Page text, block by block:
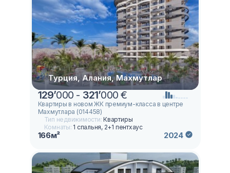
Турция, Алания, Махмутлар
129’000 - 321’000 €
Квартиры в новом ЖК премиум-класса в центре
Махмутлара (014458)
Тип недвижимости:Квартиры
Комнаты: 1 спальня, 2+1 пентхаус
166м² 2024